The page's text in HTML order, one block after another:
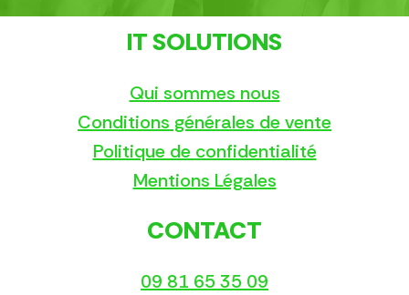
IT SOLUTIONS
Qui sommes nous
Conditions générales de vente
Politique de confidentialité
Mentions Légales
CONTACT
09 81 65 35 09